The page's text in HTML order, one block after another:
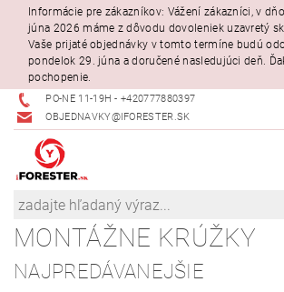
Informácie pre zákazníkov: Vážení zákazníci, v
júna 2026 máme z dôvodu dovoleniek uzavretý
Vaše prijaté objednávky v tomto termíne budú
pondelok 29. júna a doručené nasledujúci deň.
pochopenie.
PO-NE 11-19H - +420777880397
OBJEDNAVKY@IFORESTER.SK
MONTÁŽNE KRÚŽKY
NAJPREDÁVANEJŠIE